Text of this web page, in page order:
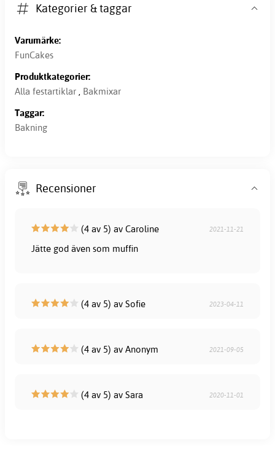
Kategorier & taggar
Varumärke:
FunCakes
Produktkategorier:
Alla festartiklar , Bakmixar
Taggar:
Bakning
Recensioner
(4 av 5) av Caroline 2021-11-21
Jätte god även som muffin
(4 av 5) av Sofie 2023-04-11
(4 av 5) av Anonym 2021-09-05
(4 av 5) av Sara 2020-11-01